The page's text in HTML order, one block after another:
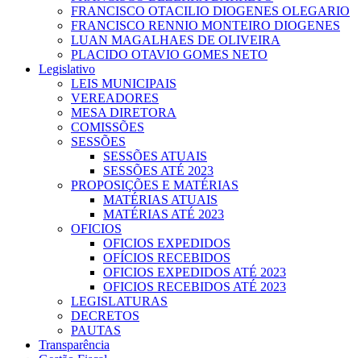
FRANCISCO OTACILIO DIOGENES OLEGARIO
FRANCISCO RENNIO MONTEIRO DIOGENES
LUAN MAGALHAES DE OLIVEIRA
PLACIDO OTAVIO GOMES NETO
Legislativo
LEIS MUNICIPAIS
VEREADORES
MESA DIRETORA
COMISSÕES
SESSÕES
SESSÕES ATUAIS
SESSÕES ATÉ 2023
PROPOSIÇÕES E MATÉRIAS
MATÉRIAS ATUAIS
MATÉRIAS ATÉ 2023
OFICIOS
OFICIOS EXPEDIDOS
OFÍCIOS RECEBIDOS
OFICIOS EXPEDIDOS ATÉ 2023
OFICIOS RECEBIDOS ATÉ 2023
LEGISLATURAS
DECRETOS
PAUTAS
Transparência